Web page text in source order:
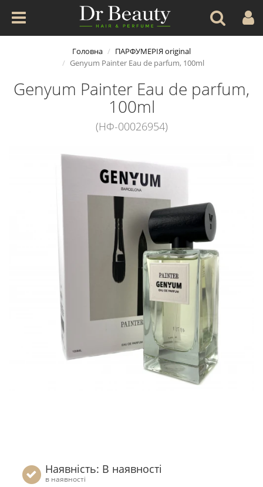
Головна
ПАРФУМЕРІЯ original
Genyum Painter Eau de parfum, 100ml
Genyum Painter Eau de parfum,
100ml
(НФ-00026954)
Наявність: В наявності
в наявності